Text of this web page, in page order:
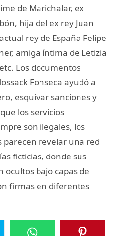
de Marichalar, ex
hija del ex rey Juan
rey de España Felipe
amiga íntima de Letizia
Los documentos
Fonseca ayudó a
esquivar sanciones y
los servicios
son ilegales, los
parecen revelar una red
ficticias, donde sus
ocultos bajo capas de
firmas en diferentes